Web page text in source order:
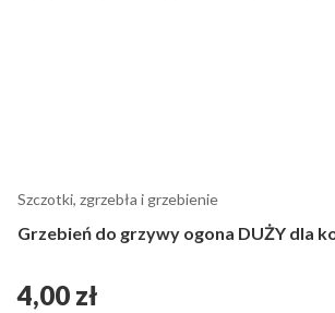
Szczotki, zgrzebła i grzebienie
Grzebień do grzywy ogona DUŻY dla
Cena
4,00 zł